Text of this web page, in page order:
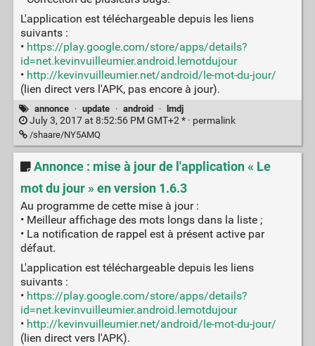
L'application est téléchargeable depuis les liens
suivants :
• https://play.google.com/store/apps/details?
id=net.kevinvuilleumier.android.lemotdujour
• http://kevinvuilleumier.net/android/le-mot-du-jour/
(lien direct vers l'APK, pas encore à jour).
annonce · update · android · lmdj
July 3, 2017 at 8:52:56 PM GMT+2 * · permalink
/shaare/NY5AMQ
Annonce : mise à jour de l'application « Le
mot du jour » en version 1.6.3
Au programme de cette mise à jour :
• Meilleur affichage des mots longs dans la liste ;
• La notification de rappel est à présent active par
défaut.
L'application est téléchargeable depuis les liens
suivants :
• https://play.google.com/store/apps/details?
id=net.kevinvuilleumier.android.lemotdujour
• http://kevinvuilleumier.net/android/le-mot-du-jour/
(lien direct vers l'APK).